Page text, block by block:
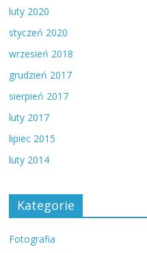
luty 2020
styczeń 2020
wrzesień 2018
grudzień 2017
sierpień 2017
luty 2017
lipiec 2015
luty 2014
Kategorie
Fotografia